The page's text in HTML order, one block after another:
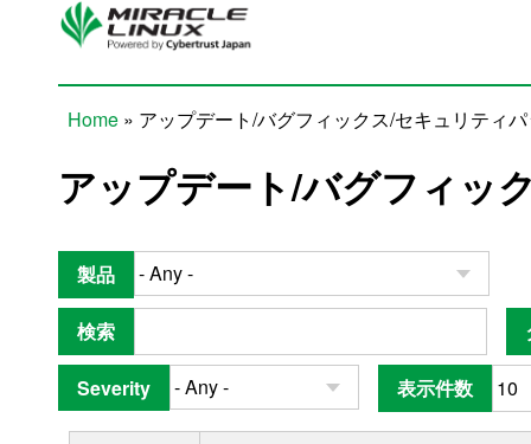
Skip to main content
Home » アップデート/バグフィックス/セキュリティ
アップデート/バグフィッ
製品
検索
Severity 表示件数